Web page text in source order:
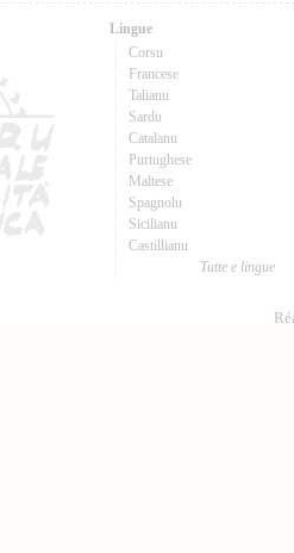
Lingue
Corsu
Francese
Talianu
Sardu
Catalanu
Purtughese
Maltese
Spagnolu
Sicilianu
Castillianu
Tutte e lingue